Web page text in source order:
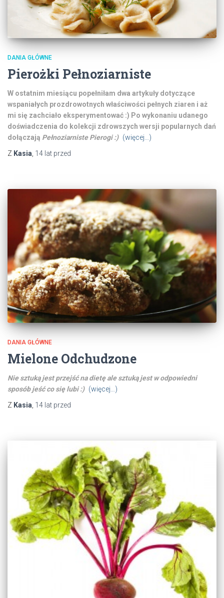
DANIA GŁÓWNE
Pierożki Pełnoziarniste
W ostatnim miesiącu popełniłam dwa artykuły dotyczące
wspaniałych prozdrowotnych właściwości pełnych ziaren i aż
mi się zachciało eksperymentować :) Po wykonaniu udanego
doświadczenia do kolekcji zdrowszych wersji popularnych dań
dołączają Pełnoziarniste Pierogi :) (więcej…)
Z Kasia 14 lat przed
DANIA GŁÓWNE
Mielone Odchudzone
Nie sztuką jest przejść na dietę ale sztuką jest w odpowiedni
sposób jeść co się lubi :) (więcej…)
Z Kasia, 14 lat przed